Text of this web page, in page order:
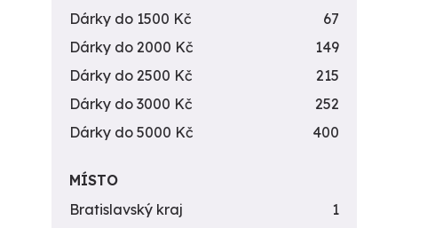
Dárky do 1500 Kč
67
Dárky do 2000 Kč
149
Dárky do 2500 Kč
215
Dárky do 3000 Kč
252
Dárky do 5000 Kč
400
MÍSTO
Bratislavský kraj
1